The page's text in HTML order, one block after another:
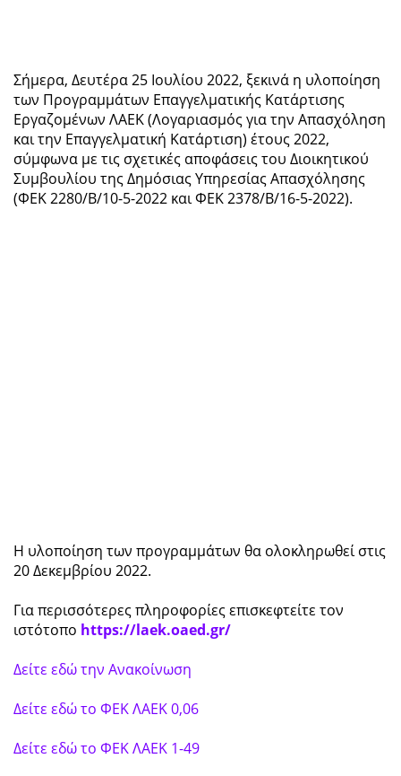
Σήμερα, Δευτέρα 25 Ιουλίου 2022, ξεκινά η υλοποίηση
των Προγραμμάτων Επαγγελματικής Κατάρτισης
Εργαζομένων ΛΑΕΚ (Λογαριασμός για την Απασχόληση
και την Επαγγελματική Κατάρτιση) έτους 2022,
σύμφωνα με τις σχετικές αποφάσεις του Διοικητικού
Συμβουλίου της Δημόσιας Υπηρεσίας Απασχόλησης
(ΦΕΚ 2280/Β/10-5-2022 και ΦΕΚ 2378/Β/16-5-2022).
Η υλοποίηση των προγραμμάτων θα ολοκληρωθεί στις
20 Δεκεμβρίου 2022.
Για περισσότερες πληροφορίες επισκεφτείτε τον
ιστότοπο https://laek.oaed.gr/
Δείτε εδώ την Ανακοίνωση
Δείτε εδώ το ΦΕΚ ΛΑΕΚ 0,06
Δείτε εδώ το ΦΕΚ ΛΑΕΚ 1-49